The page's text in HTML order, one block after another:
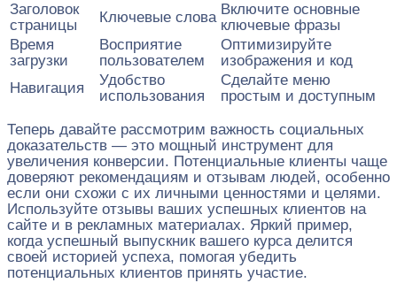
Заголовок
страницы
Ключевые слова Включите основные
ключевые фразы
Время
загрузки
Восприятие
пользователем
Оптимизируйте
изображения и код
Навигация
Удобство
использования
Сделайте меню
простым и доступным
Теперь давайте рассмотрим важность социальных
доказательств — это мощный инструмент для
увеличения конверсии. Потенциальные клиенты чаще
доверяют рекомендациям и отзывам людей, особенно
если они схожи с их личными ценностями и целями.
Используйте отзывы ваших успешных клиентов на
сайте и в рекламных материалах. Яркий пример,
когда успешный выпускник вашего курса делится
своей историей успеха, помогая убедить
потенциальных клиентов принять участие.